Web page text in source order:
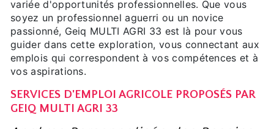
variée d'opportunités professionnelles. Que vous
soyez un professionnel aguerri ou un novice
passionné, Geiq MULTI AGRI 33 est là pour vous
guider dans cette exploration, vous connectant aux
emplois qui correspondent à vos compétences et à
vos aspirations.
SERVICES D'EMPLOI AGRICOLE PROPOSÉS PAR
GEIQ MULTI AGRI 33